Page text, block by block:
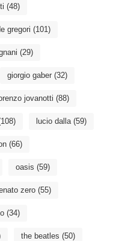
(48)
gregori (101)
(29)
giorgio gaber(32)
jovanotti (88)
lucio dalla(59)
(66)
oasis (59)
zero(55)
(34)
the beatles (50)